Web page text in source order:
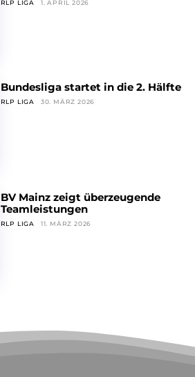
RLP LIGA 1. APRIL 2026
Bundesliga startet in die 2. Hälfte
RLP LIGA 30. MÄRZ 2026
BV Mainz zeigt überzeugende
Teamleistungen
RLP LIGA 11. MÄRZ 2026